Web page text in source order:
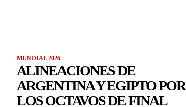
MUNDIAL 2026
ALINEACIONES DE
ARGENTINA Y EGIPTO POR
LOS OCTAVOS DE FINAL